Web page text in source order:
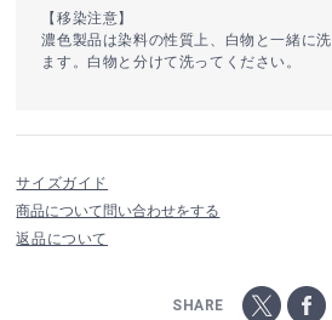
【移染注意】
濃色製品は染料の性質上、白物と一緒に
ます。白物と分けて洗ってください。
サイズガイド
商品について問い合わせをする
返品について
SHARE